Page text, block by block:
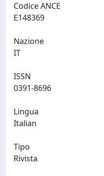
Codice ANCE
Nazione
ISSN
Lingua
Tipo
Rivista